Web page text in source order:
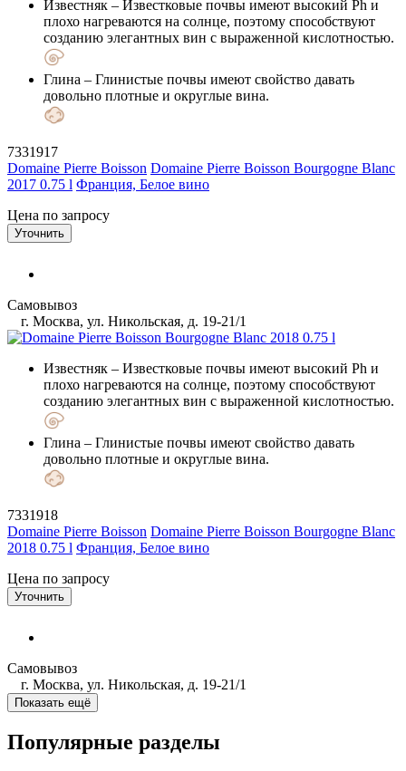
Известняк – Известковые почвы имеют высокий Ph и
плохо нагреваются на солнце, поэтому способствуют
созданию элегантных вин с выраженной кислотностью.
Глина – Глинистые почвы имеют свойство давать
довольно плотные и округлые вина.
7331917
Domaine Pierre Boisson Domaine Pierre Boisson Bourgogne Blanc
2017 0.75 l Франция, Белое вино
Цена по запросу
Уточнить
Самовывоз
г. Москва, ул. Никольская, д. 19-21/1
Известняк – Известковые почвы имеют высокий Ph и
плохо нагреваются на солнце, поэтому способствуют
созданию элегантных вин с выраженной кислотностью.
Глина – Глинистые почвы имеют свойство давать
довольно плотные и округлые вина.
7331918
Domaine Pierre Boisson Domaine Pierre Boisson Bourgogne Blanc
2018 0.75 l Франция, Белое вино
Цена по запросу
Уточнить
Самовывоз
г. Москва, ул. Никольская, д. 19-21/1
Показать ещё
Популярные разделы